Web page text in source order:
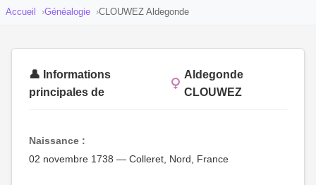
Accueil Généalogie CLOUWEZ Aldegonde
👤 Informations
principales de
Aldegonde
CLOUWEZ
Naissance :
02 novembre 1738 — Colleret, Nord, France